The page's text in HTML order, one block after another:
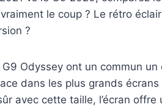
le coup ? Le rétro
?
Odyssey ont un commun un
dans les plus grands écrans
avec cette taille, l’écran